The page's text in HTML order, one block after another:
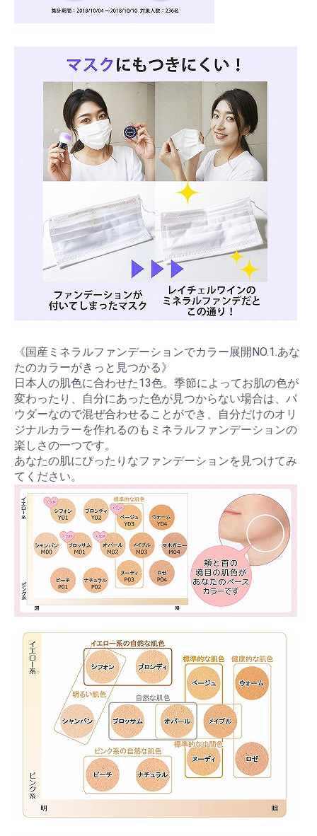
《国産ミネラルファンデーションでカラー展開NO.1.あな
たのカラーがきっと見つかる》
日本人の肌色に合わせた13色。季節によってお肌の色が
変わったり、自分にあった色が見つからない場合は、パ
ウダーなので混ぜ合わせることができ、自分だけのオリ
ジナルカラーを作れるのもミネラルファンデーションの
楽しさの一つです。
あなたの肌にぴったりなファンデーションを見つけてみ
てください。